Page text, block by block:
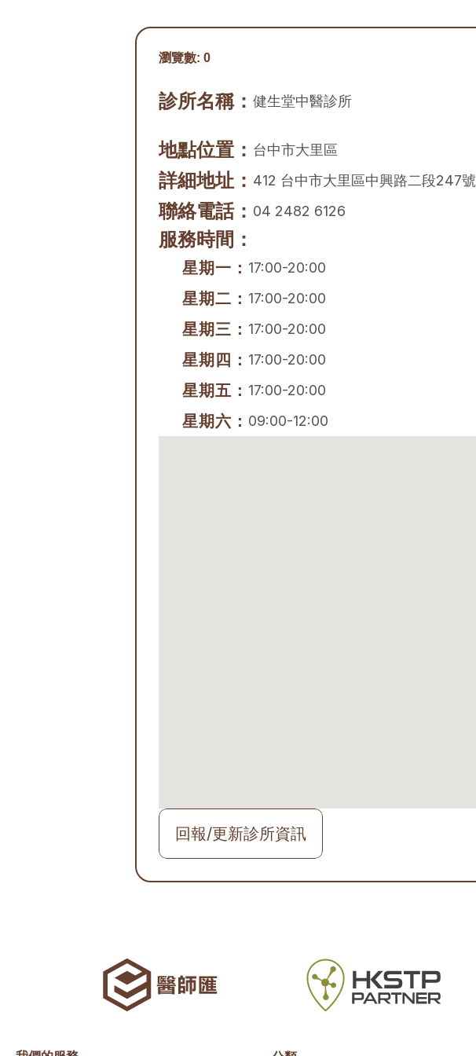
瀏覽數: 0
診所名稱： 健生堂中醫診所
地點位置： 台中市大里區
詳細地址： 412 台中市大里區中興路二段247號
聯絡電話： 04 2482 6126
服務時間：
星期一： 17:00-20:00
星期二： 17:00-20:00
星期三： 17:00-20:00
星期四： 17:00-20:00
星期五： 17:00-20:00
星期六： 09:00-12:00
回報/更新診所資訊